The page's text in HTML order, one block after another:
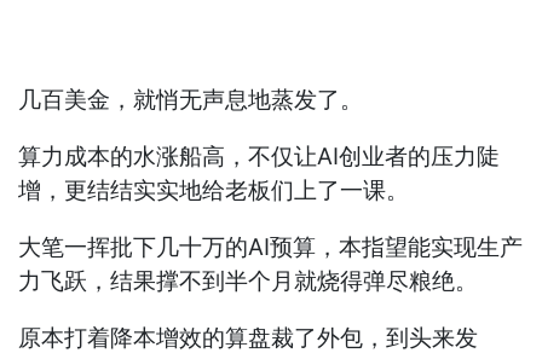
几百美金，就悄无声息地蒸发了。
算力成本的水涨船高，不仅让AI创业者的压力陡
增，更结结实实地给老板们上了一课。
大笔一挥批下几十万的AI预算，本指望能实现生产
力飞跃，结果撑不到半个月就烧得弹尽粮绝。
原本打着降本增效的算盘裁了外包，到头来发